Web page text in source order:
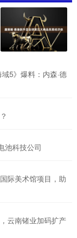
5》爆料：内森·德
池科技公司
际美术馆项目，助
云南锗业加码扩产